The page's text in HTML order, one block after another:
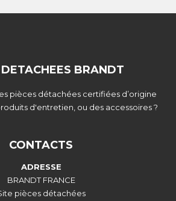
DETACHEES BRANDT
pièces détachées certifiées d’origine
d'entretien, ou des accessoires ?
CONTACTS
ADRESSE
BRANDT FRANCE
pièces détachées